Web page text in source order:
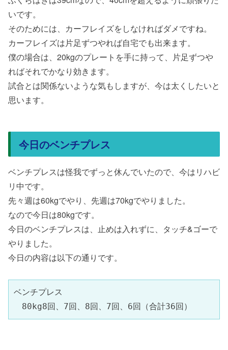
いです。
そのためには、カーフレイズをしなければダメですね。
カーフレイズは片足ずつやれば自宅でも出来ます。
僕の場合は、20kgのプレートを手に持って、片足ずつや
ればそれでかなり効きます。
試合とは関係ないような気もしますが、今は太くしたいと
思います。
今日のベンチプレス
ベンチプレスは怪我でずっと休んでいたので、今はリハビ
リ中です。
先々週は60kgでやり、先週は70kgでやりました。
なので今日は80kgです。
今日のベンチプレスは、止めは入れずに、タッチ&ゴーで
やりました。
今日の内容は以下の通りです。
ベンチプレス
80kg8回、7回、8回、7回、6回（合計36回）